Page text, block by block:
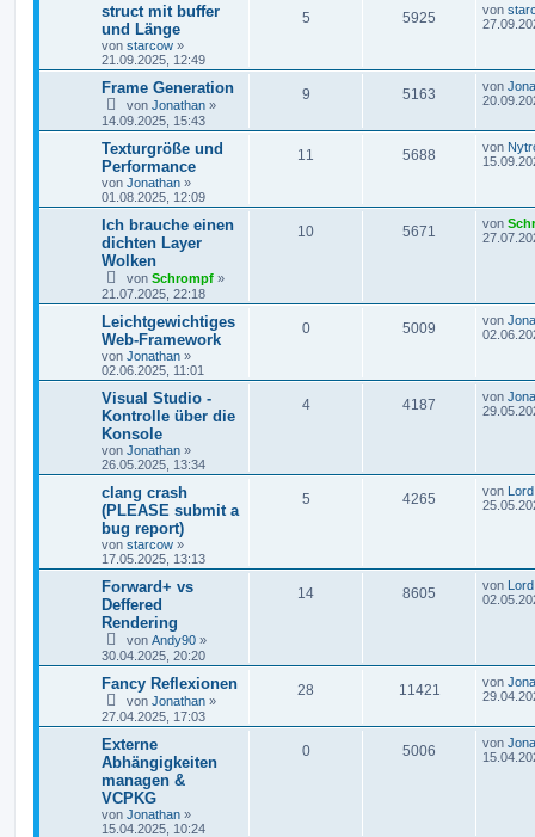
struct mit buffer
und Länge
von starcow »
21.09.2025, 12:49
5 5925 von
Frame Generation
von Jonathan »
14.09.2025, 15:43
9 5163 von
Texturgröße und
Performance
von Jonathan »
01.08.2025, 12:09
11 5688 von
Ich brauche einen
dichten Layer
Wolken
von Schrompf »
21.07.2025, 22:18
10 5671 von
Leichtgewichtiges
Web-Framework
von Jonathan »
02.06.2025, 11:01
0 5009 von
Visual Studio -
Kontrolle über die
Konsole
von Jonathan »
26.05.2025, 13:34
4 4187 von
clang crash
(PLEASE submit a
bug report)
von starcow »
17.05.2025, 13:13
5 4265 von
Forward+ vs
Deffered
Rendering
von Andy90 »
30.04.2025, 20:20
14 8605 von
Fancy Reflexionen
von Jonathan »
27.04.2025, 17:03
28 11421 von
Externe
Abhängigkeiten
managen &
VCPKG
von Jonathan »
15.04.2025, 10:24
0 5006 von